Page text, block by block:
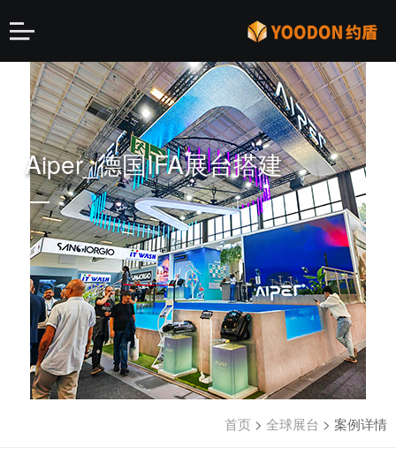
Aiper_德国IFA展台搭建
首页 > 全球展台 > 案例详情